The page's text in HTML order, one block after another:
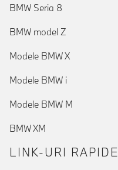
BMW Seria 8
BMW model Z
Modele BMW X
Modele BMW i
Modele BMW M
BMW XM
LINK-URI RAPIDE